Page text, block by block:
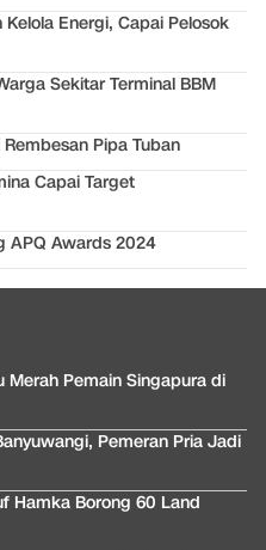
Energi, Capai Pelosok
Sekitar Terminal BBM
Pipa Tuban
Capai Target
APQ Awards 2024
Merah Pemain Singapura di
Pemeran Pria Jadi
Hamka Borong 60 Land